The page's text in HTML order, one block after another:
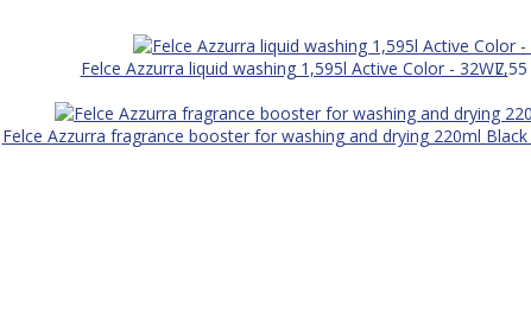
Felce Azzurra liquid washing 1,595l Active Color - 32WL7,55
Felce Azzurra fragrance booster for washing and drying 220ml